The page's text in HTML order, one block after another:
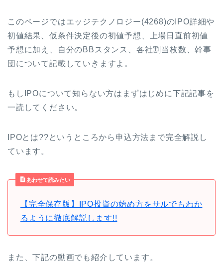
このページではエッジテクノロジー(4268)のIPO詳細や
初値結果、仮条件決定後の初値予想、上場日直前初値
予想に加え、自分のBBスタンス、各社割当枚数、幹事
団について記載していきますよ。
もしIPOについて知らない方はまずはじめに下記記事を
一読してください。
IPOとは??というところから申込方法まで完全解説し
ています。
あわせて読みたい
【完全保存版】IPO投資の始め方をサルでもわか
るように徹底解説します!!
また、下記の動画でも紹介しています。